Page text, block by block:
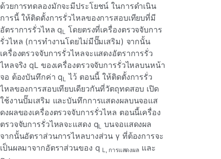
ด้วยการทดลองมักจะมีประโยชน์ ในการดําเนิน
การนี้ ให้ติดตั้งการรั่วไหลของการสอบเทียบที่มี
อัตราการรั่วไหล qL โดยตรงที่เครื่องตรวจจับการ
รั่วไหล (การทํางานโดยไม่มีปั๊มเสริม) จากนั้น
เครื่องตรวจจับการรั่วไหลจะแสดงอัตราการรั่ว
ไหลจริง qL ของเครื่องตรวจจับการรั่วไหลบนหน้า
จอ ต้องบันทึกค่า qL ไว้ ตอนนี้ ให้ติดตั้งการรั่ว
ไหลของการสอบเทียบเดียวกันที่วัตถุทดสอบ เปิด
ใช้งานปั๊มเสริม และบันทึกการแสดงผลบนจอแส
ดงผลของเครื่องตรวจจับการรั่วไหล ตอนนี้เครื่อง
ตรวจจับการรั่วไหลจะแสดง qL บนจอแสดงผล
จากนั้นอัตราส่วนการไหลบางส่วน γ ที่ต้องการจะ
เป็นผลมาจากอัตราส่วนของ q L, การแสดงผลและ